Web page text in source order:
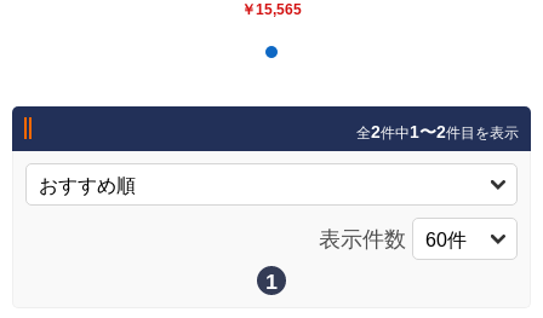
カタログ請求（無料）
試着サンプル無料貸し出し
￥15,565
全2件中1〜2件目を表示
表示件数
1